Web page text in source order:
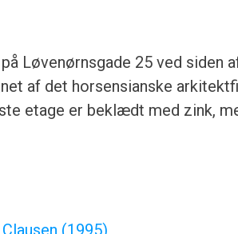
Løvenørnsgade 25 ved siden
af det horsensianske
etage er beklædt med zink,
(1995)